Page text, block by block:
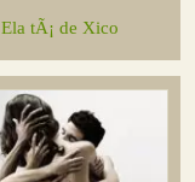
Ela tÃ¡ de Xico